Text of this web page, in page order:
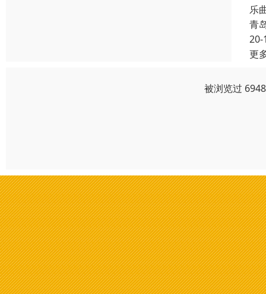
乐
青
20-
更
被浏览过